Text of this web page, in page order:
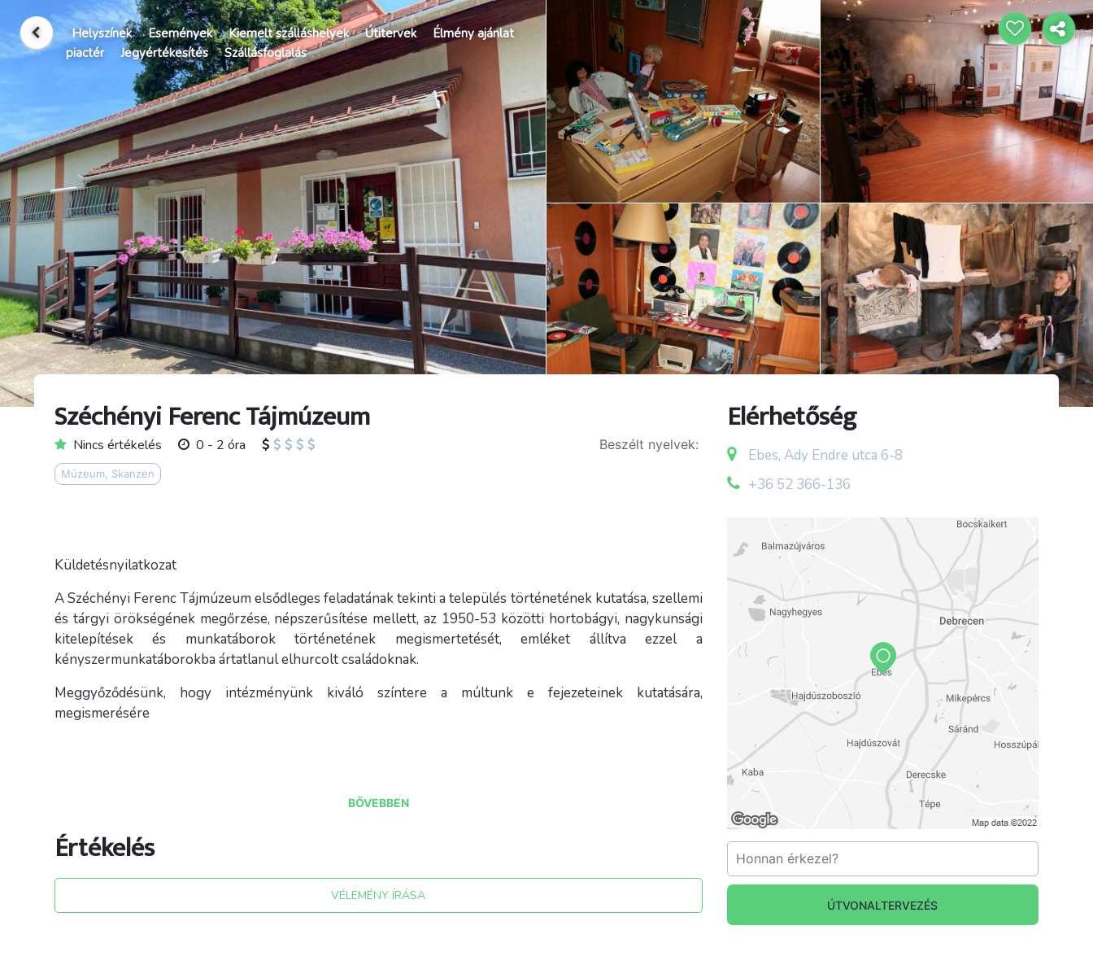
Helyszínek Események Kiemelt szálláshelyek Útitervek
Élmény ajánlat
piactér
Jegyértékesítés Szállásfoglalás
Széchényi Ferenc Tájmúzeum
Nincs értékelés 0 - 2 óra Beszélt nyelvek:
Múzeum, Skanzen
Küldetésnyilatkozat
A Széchényi Ferenc Tájmúzeum elsődleges feladatának tekinti a település történetének kutatása, szellemi
és tárgyi örökségének megőrzése, népszerűsítése mellett, az 1950-53 közötti hortobágyi, nagykunsági
kitelepítések és munkatáborok történetének megismertetését, emléket állítva ezzel a
kényszermunkatáborokba ártatlanul elhurcolt családoknak.
Meggyőződésünk, hogy intézményünk kiváló színtere a múltunk e fejezeteinek kutatására,
megismerésére
forrás: kulturaliskftebes.hu/szechenyi-ferenc-tajmuzeum ; facebook.com/szechenyiferenc.tajmuzeum
BŐVEBBEN
Értékelés
VÉLEMÉNY ÍRÁSA
Elérhetőség
Ebes, Ady Endre utca 6-8
+36 52 366-136
ÚTVONALTERVEZÉS